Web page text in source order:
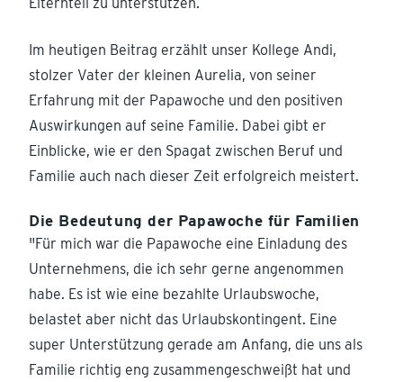
Elternteil zu unterstützen.
Im heutigen Beitrag erzählt unser Kollege Andi,
stolzer Vater der kleinen Aurelia, von seiner
Erfahrung mit der Papawoche und den positiven
Auswirkungen auf seine Familie. Dabei gibt er
Einblicke, wie er den Spagat zwischen Beruf und
Familie auch nach dieser Zeit erfolgreich meistert.
Die Bedeutung der Papawoche für Familien
"Für mich war die Papawoche eine Einladung des
Unternehmens, die ich sehr gerne angenommen
habe. Es ist wie eine bezahlte Urlaubswoche,
belastet aber nicht das Urlaubskontingent. Eine
super Unterstützung gerade am Anfang, die uns als
Familie richtig eng zusammengeschweißt hat und